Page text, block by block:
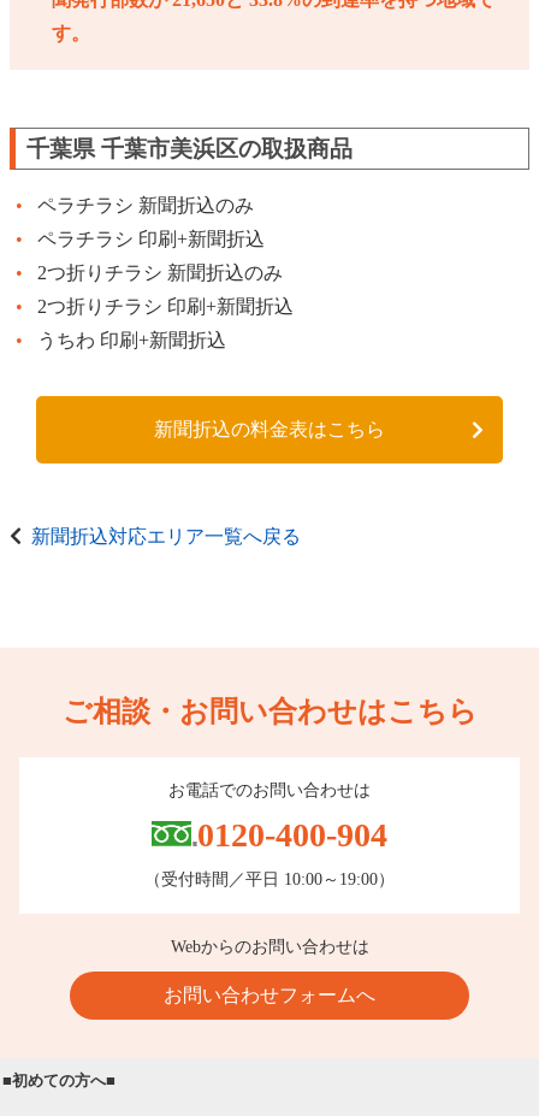
す。
千葉県 千葉市美浜区の取扱商品
ペラチラシ 新聞折込のみ
ペラチラシ 印刷+新聞折込
2つ折りチラシ 新聞折込のみ
2つ折りチラシ 印刷+新聞折込
うちわ 印刷+新聞折込
新聞折込の料金表はこちら
新聞折込対応エリア一覧へ戻る
ご相談・お問い合わせはこちら
お電話でのお問い合わせは
0120-400-904
（受付時間／平日 10:00～19:00）
Webからのお問い合わせは
お問い合わせフォームへ
■初めての方へ■